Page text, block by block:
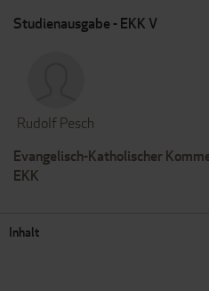
Studienausgabe - EKK V
Rudolf Pesch
Evangelisch-Katholischer
EKK
Inhalt